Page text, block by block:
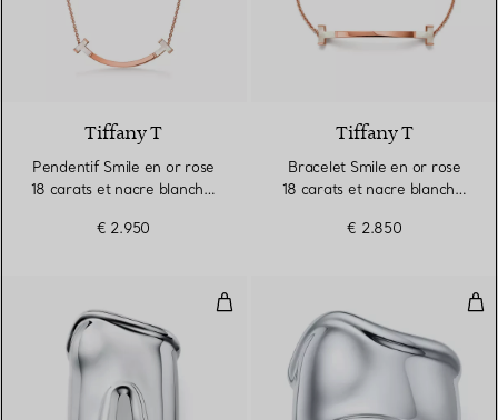
Tiffany T
Pendentif Smile en or rose
18 carats et nacre blanche.
€ 2.950
Tiffany T
Bracelet Smile en or rose
18 carats et nacre blanche.
€ 2.850
Manchette Bone Large en